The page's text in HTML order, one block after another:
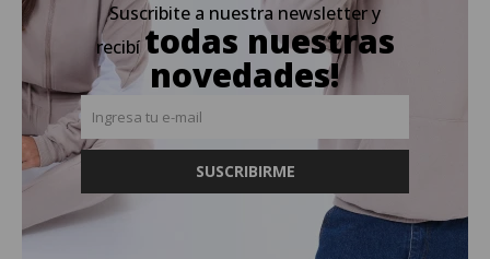
Suscribite a nuestra newsletter y
recibí todas nuestras
novedades!
SUSCRIBIRME